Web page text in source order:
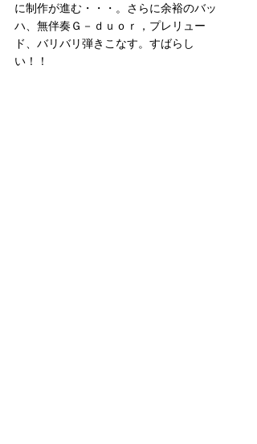
に制作が進む・・・。さらに余裕のバッ
ハ、無伴奏Ｇ－ｄｕｏｒ，プレリュー
ド、バリバリ弾きこなす。すばらし
い！！